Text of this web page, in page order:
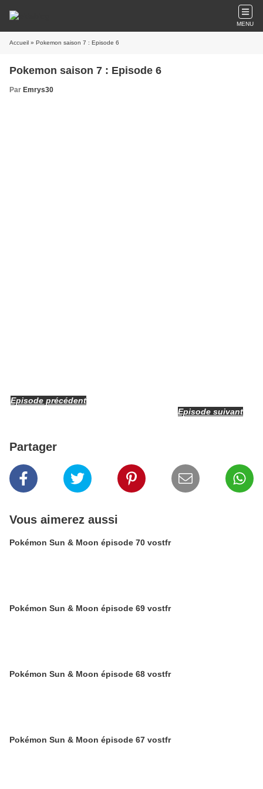
MENU
Accueil » Pokemon saison 7 : Episode 6
Pokemon saison 7 : Episode 6
Par Emrys30
Episode précédent
Episode suivant
Partager
Vous aimerez aussi
Pokémon Sun & Moon épisode 70 vostfr
Pokémon Sun & Moon épisode 69 vostfr
Pokémon Sun & Moon épisode 68 vostfr
Pokémon Sun & Moon épisode 67 vostfr